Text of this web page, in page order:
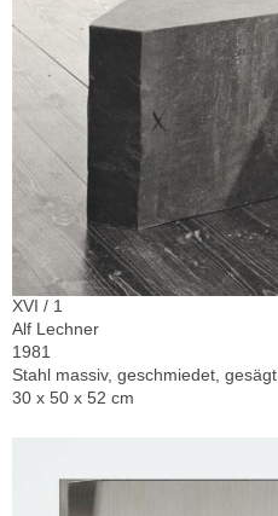
XVI / 1
Alf Lechner
1981
Stahl massiv, geschmiedet, gesägt
30 x 50 x 52 cm